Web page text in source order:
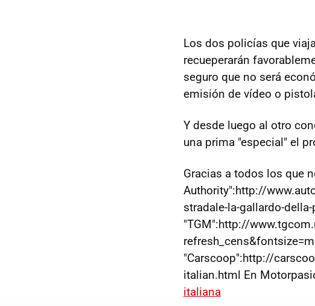
Los dos policías que
recueperarán
seguro que no será
emisión de vídeo o
Y desde luego al otro
una prima "especial" el
Gracias a todos los que
Authority":http://
stradale-la-gallardo-
"TGM":http://
"Carscoop":http://
italian.html En
italiana